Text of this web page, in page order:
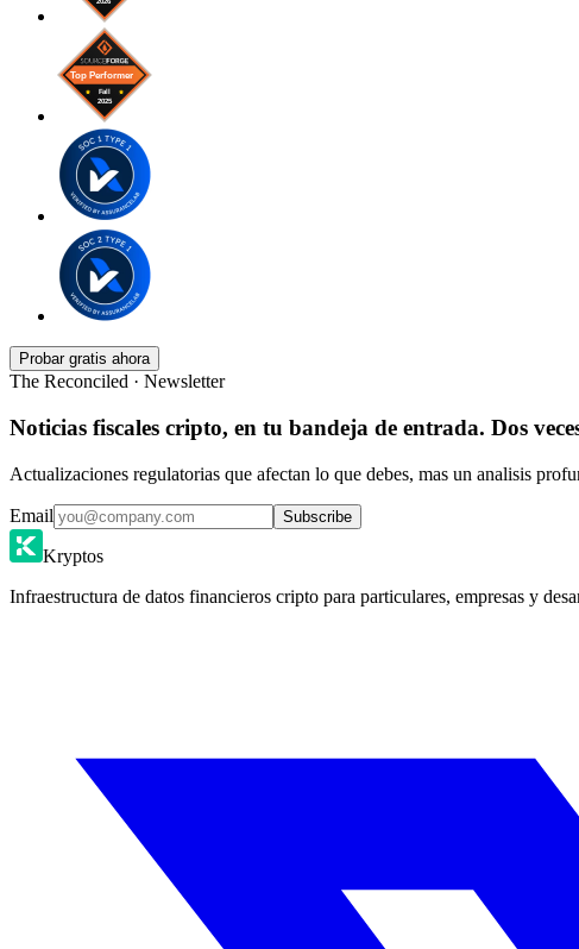
Probar gratis ahora
The Reconciled · Newsletter
Noticias fiscales cripto, en tu bandeja de entrada. Dos
Actualizaciones regulatorias que afectan lo que debes, mas un analisis
Email Subscribe
Kryptos
Infraestructura de datos financieros cripto para particulares, empresas y